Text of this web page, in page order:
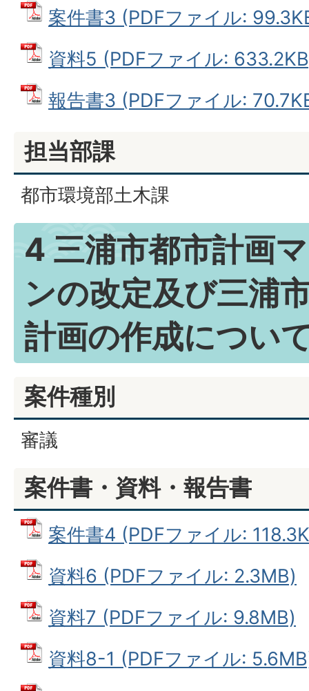
案件書3 (PDFファイル:
資料5 (PDFファイル:
報告書3 (PDFファイル:
担当部課
都市環境部土木課
4 三浦市都市計画
ンの改定及び三浦
計画の作成につい
案件種別
審議
案件書・資料・報告書
案件書4 (PDFファイル:
資料6 (PDFファイル: 2.3MB)
資料7 (PDFファイル: 9.8MB)
資料8-1 (PDFファイル: